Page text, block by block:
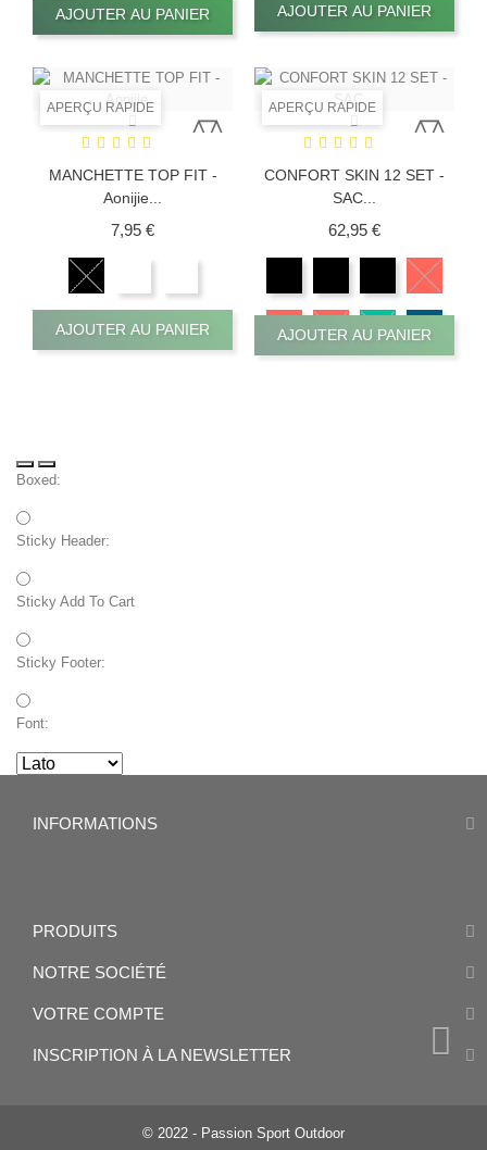
AJOUTER AU PANIER AJOUTER AU PANIER
APERÇU RAPIDE
MANCHETTE TOP FIT -
Aonijie...
7,95 €Prix
AJOUTER AU PANIER
APERÇU RAPIDE
CONFORT SKIN 12 SET -
SAC...
62,95 €Prix
AJOUTER AU PANIER
Boxed:
Sticky Header:
Sticky Add To Cart
Sticky Footer:
Font:
INFORMATIONS
PRODUITS
NOTRE SOCIÉTÉ
VOTRE COMPTE
INSCRIPTION À LA NEWSLETTER
© 2022 - Passion Sport Outdoor